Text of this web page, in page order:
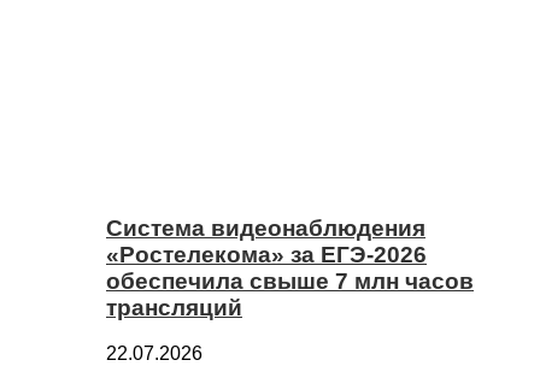
Система видеонаблюдения
«Ростелекома» за ЕГЭ-2026
обеспечила свыше 7 млн часов
трансляций
22.07.2026